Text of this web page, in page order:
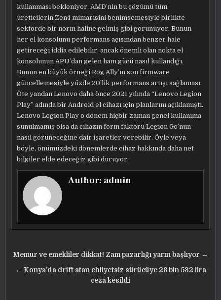
kullanması bekleniyor. AMD’nin bu çözümü tüm
üreticilerin Zen4 mimarisini benimsemesiyle birlikte
sektörde bir norm haline gelmiş gibi görünüyor. Bunun
her el konsolunu performans açısından benzer hale
getireceği iddia edilebilir, ancak önemli olan nokta el
konsolunun APU’dan gelen ham gücü nasıl kullandığı.
Bunun en büyük örneği Rog Ally’ın son firmware
güncellemesiyle yüzde 20’lik performans artışı sağlaması.
Öte yandan Lenovo daha önce 2021 yılında “Lenovo Legion
Play” adında bir Android el cihazı için planlarını açıklamıştı.
Lenovo Legion Play o dönem hiçbir zaman genel kullanıma
sunulmamış olsa da cihazın form faktörü Legion Go’nun
nasıl görüneceğine dair işaretler verebilir. Öyle veya
böyle, önümüzdeki dönemlerde cihaz hakkında daha net
bilgiler elde edeceğiz gibi duruyor.
Author: admin
Yazı
gezinmesi
Memur ve emekliler dikkat! Zam pazarlığı yarın başlıyor →
← Konya’da drift atan ehliyetsiz sürücüye 28 bin 532 lira
ceza kesildi